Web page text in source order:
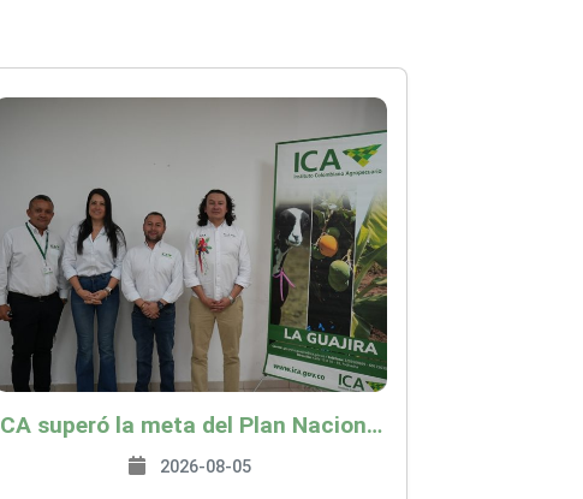
ICA superó la meta del Plan Nacional de Desarrollo y abrió 61 mercados internacionales
2026-08-05